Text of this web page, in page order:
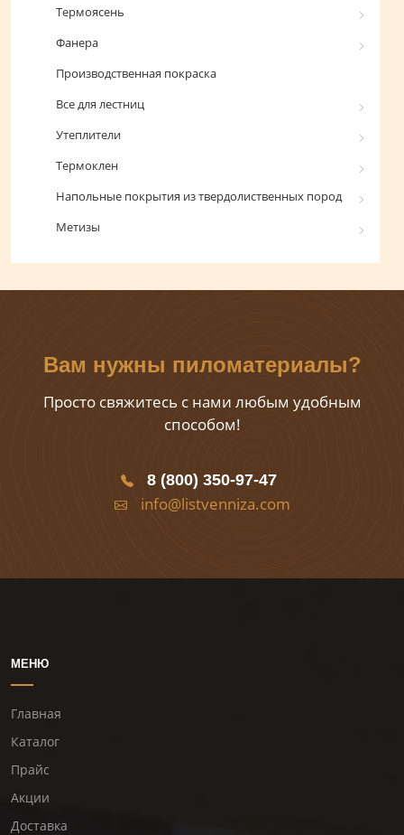
Термоясень
Фанера
Производственная покраска
Все для лестниц
Утеплители
Термоклен
Напольные покрытия из твердолиственных пород
Метизы
Вам нужны пиломатериалы?
Просто свяжитесь с нами любым удобным
способом!
8 (800) 350-97-47
info@listvenniza.com
МЕНЮ
Главная
Каталог
Прайс
Акции
Доставка